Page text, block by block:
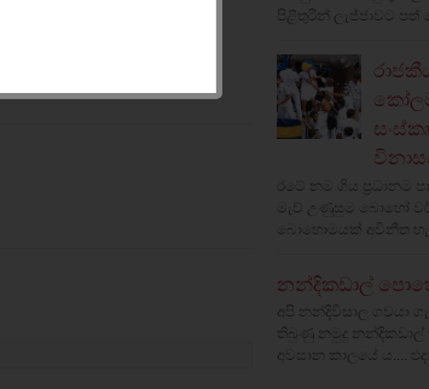
පිළිතුරින් ලැජ්ජාවට
රටේ නම ගිය ප්‍රධානම
මැච් උණුසුම බොහෝ
බොහොමයක් අවිනීත
නන්දිකඩාල්
අපි නන්දිවිසාල ගවයා
තිබුණු නමුදු නන්දිකඩාල්
අවසාන කාලයේ ය....